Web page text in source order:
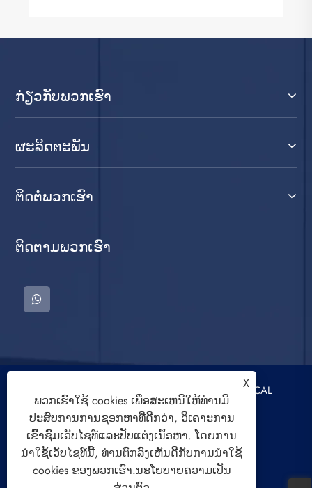
ກ່ຽວ​ກັບ​ພວກ​ເຮົາ
ຜະລິດຕະພັນ
ຕິດ​ຕໍ່​ພວກ​ເຮົາ
ຕິດ​ຕາມ​ພວກ​ເຮົາ
ສະຫງວນລິຂະສິດ © 2022 CIXI SANDIE ELECTRICAL
APPLIANCE CO.,LTD. ເຄື່ອງຊັກຜ້າ, ເຄື່ອງອົບແຫ້ງ,
ພັດລົມລະບາຍອາກາດ ສະຫງວນສິດທັງໝົດ.
X
ພວກເຮົາໃຊ້ cookies ເພື່ອສະເຫນີໃຫ້ທ່ານມີ
ປະສົບການການຊອກຫາທີ່ດີກວ່າ, ວິເຄາະການ
ເຂົ້າຊົມເວັບໄຊທ໌ແລະປັບແຕ່ງເນື້ອຫາ. ໂດຍການ
ນໍາໃຊ້ເວັບໄຊທ໌ນີ້, ທ່ານຕົກລົງເຫັນດີກັບການນໍາໃຊ້
cookies ຂອງພວກເຮົາ.ນະໂຍບາຍຄວາມເປັນ